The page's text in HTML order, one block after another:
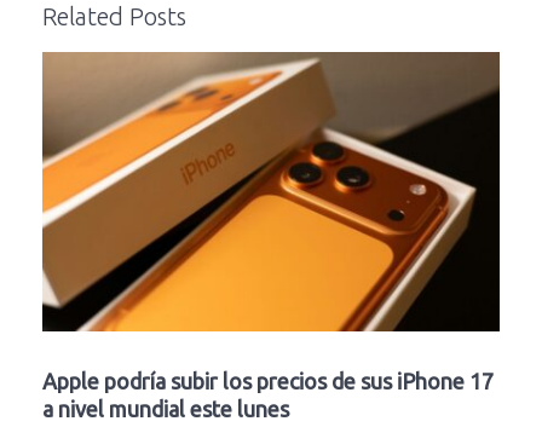
Related Posts
Apple podría subir los precios de sus iPhone 17
a nivel mundial este lunes